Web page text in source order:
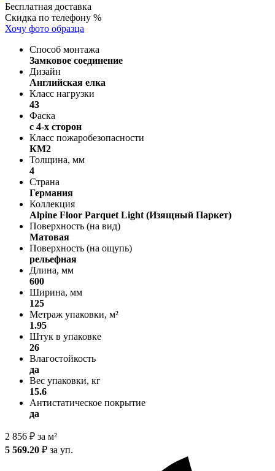
Бесплатная доставка
Скидка по телефону %
Хочу фото образца
Способ монтажа
Замковое соединение
Дизайн
Английская елка
Класс нагрузки
43
Фаска
с 4-х сторон
Класс пожаробезопасности
КМ2
Толщина, мм
4
Страна
Германия
Коллекция
Alpine Floor Parquet Light (Изящный Паркет)
Поверхность (на вид)
Матовая
Поверхность (на ощупь)
рельефная
Длина, мм
600
Ширина, мм
125
Метраж упаковки, м²
1.95
Штук в упаковке
26
Влагостойкость
да
Вес упаковки, кг
15.6
Антистатическое покрытие
да
2 856 ₽ за м²
5 569.20 ₽ за уп.